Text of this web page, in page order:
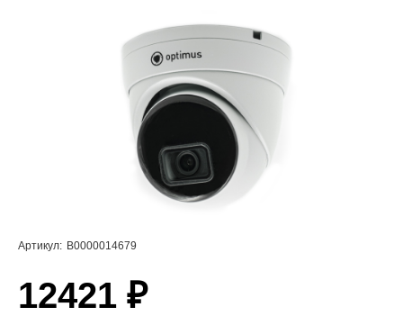
Артикул: В0000014679
12421 ₽